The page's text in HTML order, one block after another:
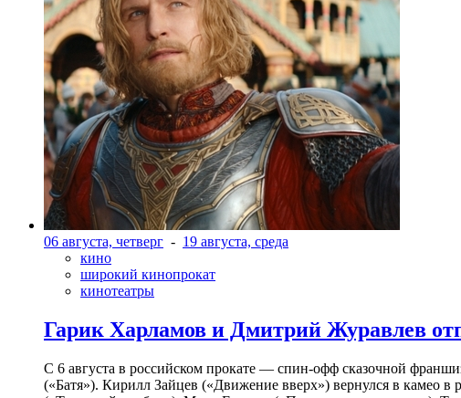
06 августа, четверг - 19 августа, среда
кино
широкий кинопрокат
кинотеатры
Гарик Харламов и Дмитрий Журавлев
С 6 августа в российском прокате — спин-офф сказочной
(«Батя»). Кирилл Зайцев («Движение вверх») вернулся в камео